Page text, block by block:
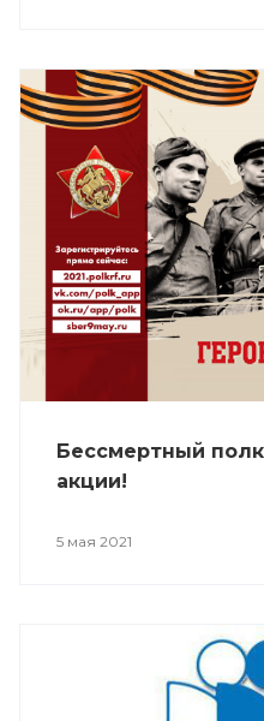
Бессмертный
акции!
5 мая 2021